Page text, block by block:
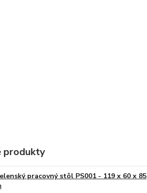
produkty
pracovný stôl PS001 - 119 x 60 x 85